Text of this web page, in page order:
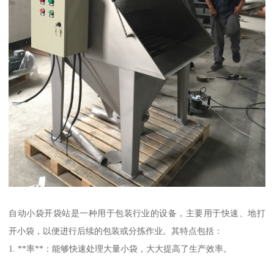
自动小袋开袋站是一种用于包装行业的设备，主要用于快速、地打
开小袋，以便进行后续的包装或分拣作业。其特点包括：
1. **率**：能够快速处理大量小袋，大大提高了生产效率。